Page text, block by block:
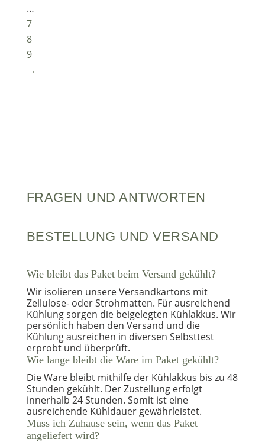
…
7
8
9
→
FRAGEN UND ANTWORTEN
BESTELLUNG UND VERSAND
Wie bleibt das Paket beim Versand gekühlt?
Wir isolieren unsere Versandkartons mit
Zellulose- oder Strohmatten. Für ausreichend
Kühlung sorgen die beigelegten Kühlakkus. Wir
persönlich haben den Versand und die
Kühlung ausreichen in diversen Selbsttest
erprobt und überprüft.
Wie lange bleibt die Ware im Paket gekühlt?
Die Ware bleibt mithilfe der Kühlakkus bis zu 48
Stunden gekühlt. Der Zustellung erfolgt
innerhalb 24 Stunden. Somit ist eine
ausreichende Kühldauer gewährleistet.
Muss ich Zuhause sein, wenn das Paket
angeliefert wird?